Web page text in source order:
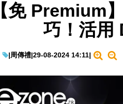
【免 Premium
巧！活用
|周傳禮|29-08-2024 14:11|